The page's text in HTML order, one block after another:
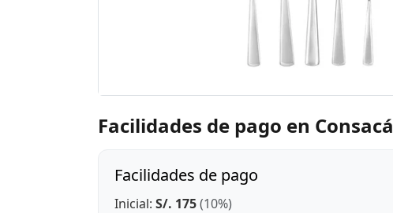
Facilidades de pago en Consacá
Facilidades de pago
Inicial: S/. 175(10%)